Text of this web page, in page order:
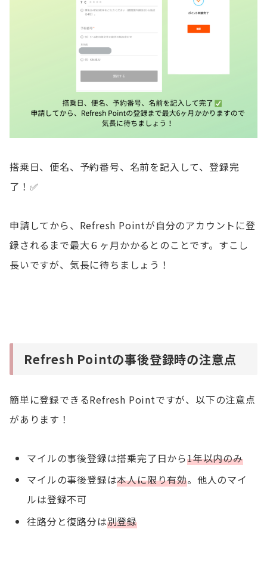
搭乗日、便名、予約番号、名前を記入して、登録完
了！✅
申請してから、Refresh Pointが自分のアカウントに登
録されるまで最大６ヶ月かかるとのことです。すこし
長いですが、気長に待ちましょう！
Refresh Pointの事後登録時の注意点
簡単に登録できるRefresh Pointですが、以下の注意点
があります！
マイルの事後登録は搭乗完了日から1年以内のみ
マイルの事後登録は本人に限り有効。他人のマイ
ルは登録不可
往路分と復路分は別登録